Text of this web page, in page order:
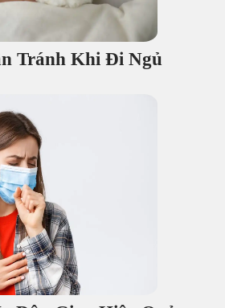
Tránh Khi Đi Ngủ